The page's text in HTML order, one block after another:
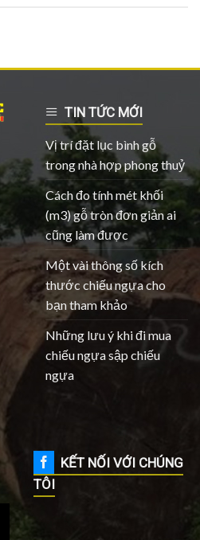
TIN TỨC MỚI
Vị trí đặt lục bình gỗ
trong nhà hợp phong thuỷ
Cách đo tính mét khối
(m3) gỗ tròn đơn giản ai
cũng làm được
Một vài thông số kích
thước chiếu ngựa cho
bạn tham khảo
Những lưu ý khi đi mua
chiếu ngựa sập chiếu
ngựa
KẾT NỐI VỚI CHÚNG
TÔI